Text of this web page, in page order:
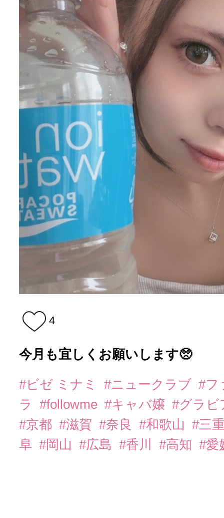
4
今月も宜しくお願いします🥺
#ビゼ ミナミ #ニュークラブ #フ
ラ
#followme #キャバ嬢 #グラ
#京都 #滋賀 #奈良 #和歌山
#三
阜 #岡山 #広島 #香川 #高知 #愛